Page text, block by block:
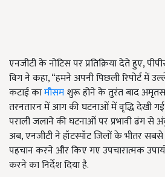
एनजीटी के नोटिस पर प्रतिक्रिया देते हुए,
विग ने कहा, “हमने अपनी पिछली रिपोर्ट में
कटाई कामौसमशुरू होने के तुरंत बाद
तरनतारन में आग की घटनाओं में वृद्धि देखी
पराली जलाने की घटनाओं पर प्रभावी ढंग से
अब, एनजीटी ने हॉटस्पॉट जिलों के भीतर सबसे
पहचान करने और किए गए उपचारात्मक
करने का निर्देश दिया है.